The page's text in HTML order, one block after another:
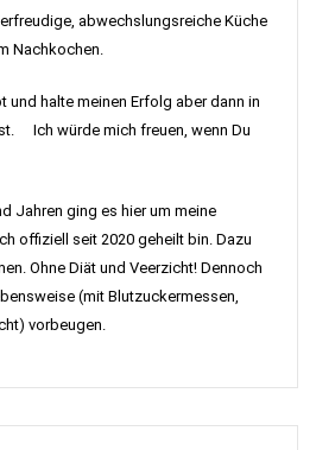
abwechslungsreiche Küche
Nachkochen.
und halte meinen Erfolg aber dann in
Ich würde mich freuen, wenn Du
Jahren ging es hier um meine
offiziell seit 2020 geheilt bin. Dazu
Ohne Diät und Veerzicht! Dennoch
(mit Blutzuckermessen,
vorbeugen.